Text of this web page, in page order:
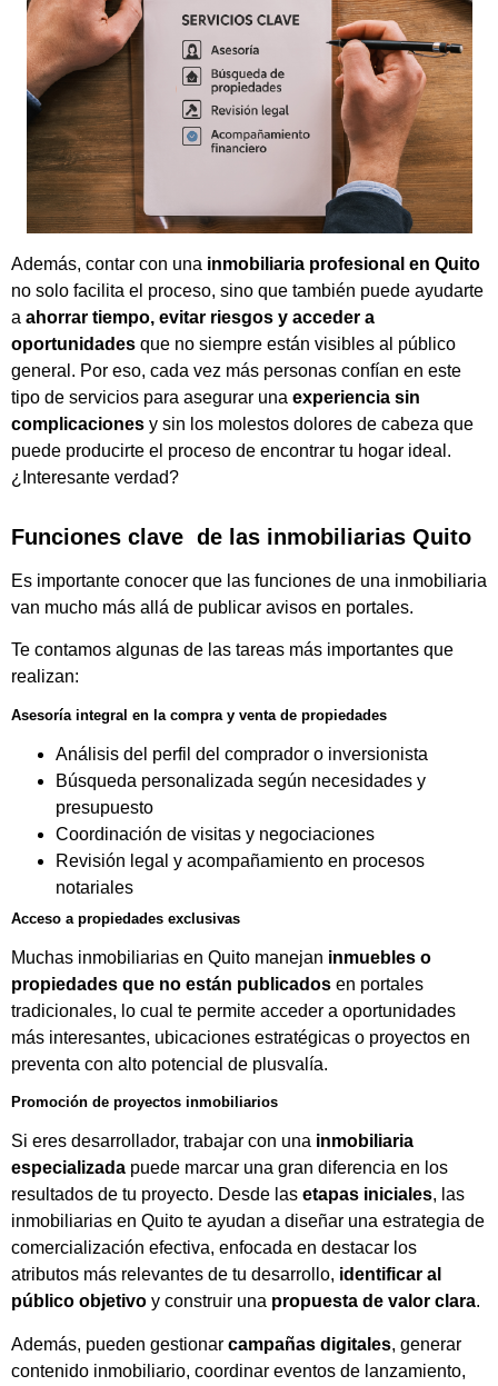
Además, contar con una inmobiliaria profesional en Quito
no solo facilita el proceso, sino que también puede ayudarte
a ahorrar tiempo, evitar riesgos y acceder a
oportunidades que no siempre están visibles al público
general. Por eso, cada vez más personas confían en este
tipo de servicios para asegurar una experiencia sin
complicaciones y sin los molestos dolores de cabeza que
puede producirte el proceso de encontrar tu hogar ideal.
¿Interesante verdad?
Funciones clave de las inmobiliarias Quito
Es importante conocer que las funciones de una inmobiliaria
van mucho más allá de publicar avisos en portales.
Te contamos algunas de las tareas más importantes que
realizan:
Asesoría integral en la compra y venta de propiedades
Análisis del perfil del comprador o inversionista
Búsqueda personalizada según necesidades y
presupuesto
Coordinación de visitas y negociaciones
Revisión legal y acompañamiento en procesos
notariales
Acceso a propiedades exclusivas
Muchas inmobiliarias en Quito manejan inmuebles o
propiedades que no están publicados en portales
tradicionales, lo cual te permite acceder a oportunidades
más interesantes, ubicaciones estratégicas o proyectos en
preventa con alto potencial de plusvalía.
Promoción de proyectos inmobiliarios
Si eres desarrollador, trabajar con una inmobiliaria
especializada puede marcar una gran diferencia en los
resultados de tu proyecto. Desde las etapas iniciales, las
inmobiliarias en Quito te ayudan a diseñar una estrategia de
comercialización efectiva, enfocada en destacar los
atributos más relevantes de tu desarrollo, identificar al
público objetivo y construir una propuesta de valor clara.
Además, pueden gestionar campañas digitales, generar
contenido inmobiliario, coordinar eventos de lanzamiento,